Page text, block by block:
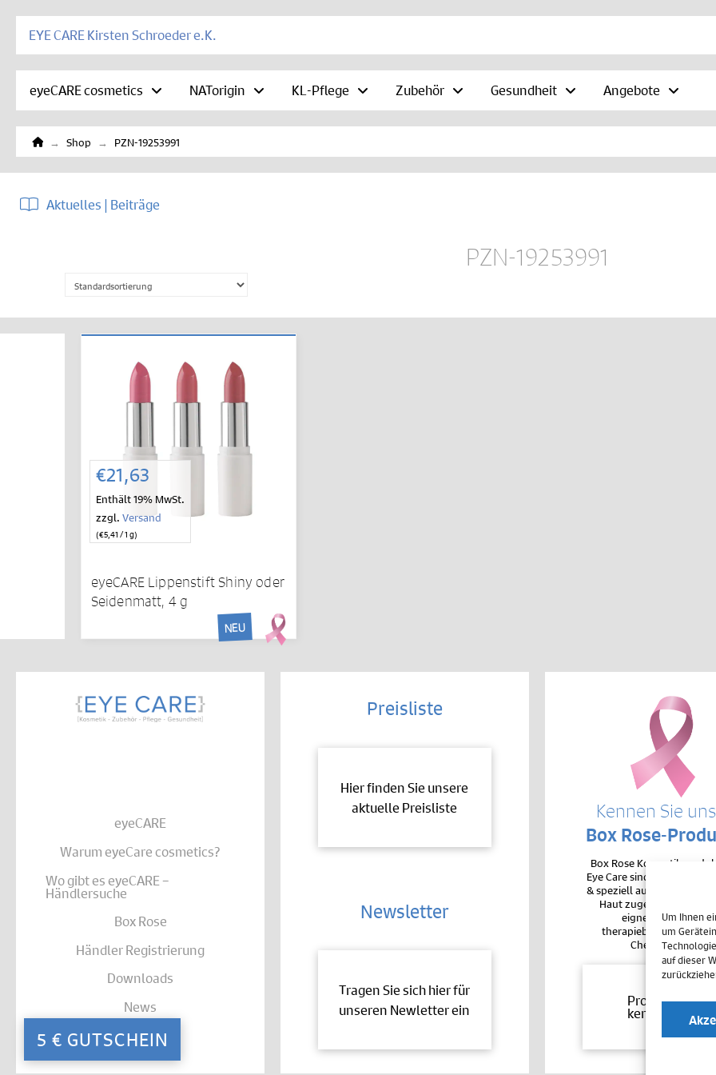
Um Ihnen
um
auf dieser
EYE CARE Kirsten Schroeder e.K.
eyeCARE cosmetics NATorigin KL-Pflege Zubehör Gesundheit Angebote
Home
→ Shop → PZN-19253991
Aktuelles | Beiträge
5 € GUTSCHEIN
PZN-19253991
€21,63
Enthält 19% MwSt.
zzgl. Versand
(€5,41 / 1 g)
eyeCARE Lippenstift Shiny oder
Seidenmatt, 4 g
NEU
eyeCARE
Warum eyeCare cosmetics?
Wo gibt es eyeCARE –
Händlersuche
Box Rose
Händler Registrierung
Downloads
News
Kontakt
Preisliste
Hier finden Sie unsere
aktuelle Preisliste
Newsletter
Tragen Sie sich hier für
unseren Newletter ein
Kennen Sie
Box Rose-
Box Rose
Eye Care sind sehr
& speziell auf die
Haut zugeschnitten.
eignen sie sich auch
therapiebegleitend bei
Chemotherapie.
Produkte
kennenlernen